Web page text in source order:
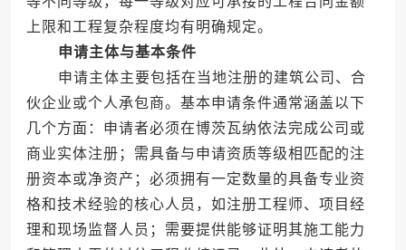
上限和工程复杂程度均有明确规定。
申请主体与基本条件
申请主体主要包括在当地注册的建筑公司、合
伙企业或个人承包商。基本申请条件通常涵盖以下
几个方面：申请者必须在博茨瓦纳依法完成公司或
商业实体注册；需具备与申请资质等级相匹配的注
册资本或净资产；必须拥有一定数量的具备专业资
格和技术经验的核心人员，如注册工程师、项目经
理和现场监督人员；需要提供能够证明其施工能力